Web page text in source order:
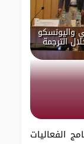
واليونسكو
الترجمة
برنامج الفعاليات